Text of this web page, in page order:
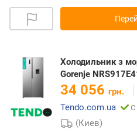
Холодильник з
Gorenje
34 056 грн.
Tendo.com.ua
С
(Киев)